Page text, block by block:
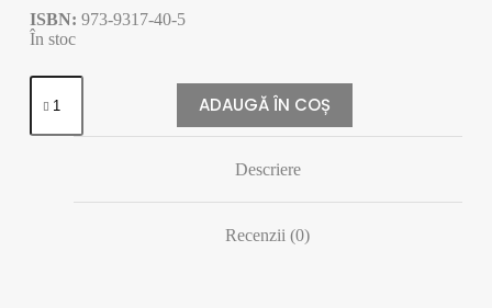
ISBN: 973-9317-40-5
În stoc
Cantitate
CONCEPTUL
ÎNDUMNEZEIRE
ADAUGĂ ÎN COȘ
Descriere
Recenzii (0)